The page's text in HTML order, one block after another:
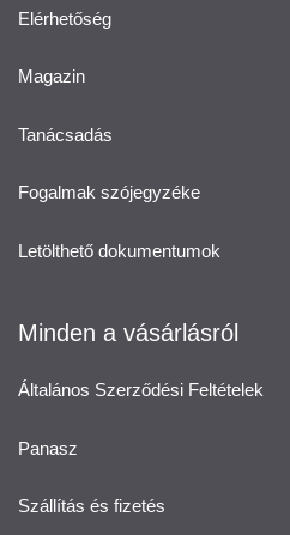
Elérhetőség
Magazin
Tanácsadás
Fogalmak szójegyzéke
Letölthető dokumentumok
Minden a vásárlásról
Általános Szerződési Feltételek
Panasz
Szállítás és fizetés